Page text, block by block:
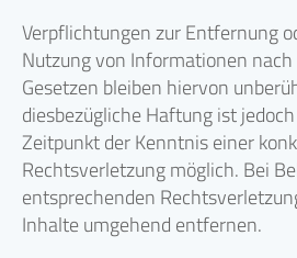
Verpflichtungen zur Entfernung
Nutzung von Informationen
Gesetzen bleiben hiervon
diesbezügliche Haftung ist
Zeitpunkt der Kenntnis einer
Rechtsverletzung möglich. Bei
entsprechenden
Inhalte umgehend entfernen.